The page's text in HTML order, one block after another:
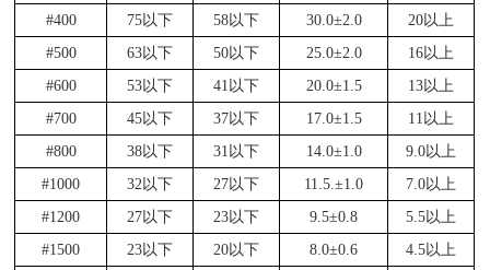
#400
75以下 58以下 30.0±2.0
20以上
#500
63以下 50以下 25.0±2.0
16以上
#600
53以下 41以下 20.0±1.5
13以上
#700
45以下 37以下 17.0±1.5
11以上
#800
38以下 31以下 14.0±1.0
9.0以上
#1000
32以下 27以下 11.5.±1.0
7.0以上
#1200
27以下 23以下 9.5±0.8
5.5以上
#1500
23以下 20以下 8.0±0.6
4.5以上